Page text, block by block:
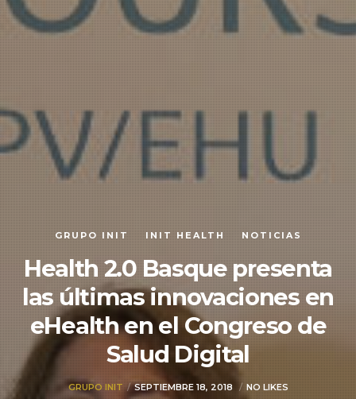
GRUPO INIT INIT HEALTH NOTICIAS
Health 2.0 Basque presenta
las últimas innovaciones en
eHealth en el Congreso de
Salud Digital
GRUPO INIT SEPTIEMBRE 18, 2018 NO LIKES